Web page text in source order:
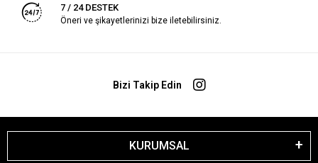
7 / 24 DESTEK
Öneri ve şikayetlerinizi bize iletebilirsiniz.
Bizi Takip Edin
KURUMSAL